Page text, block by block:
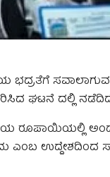
ಭದ್ರತೆಗೆ
ಘಟನೆ ದಲ್ಲಿ
ಅಂದಾಜು
ಎಂಬ ಉದ್ದೇಶದಿಂದ